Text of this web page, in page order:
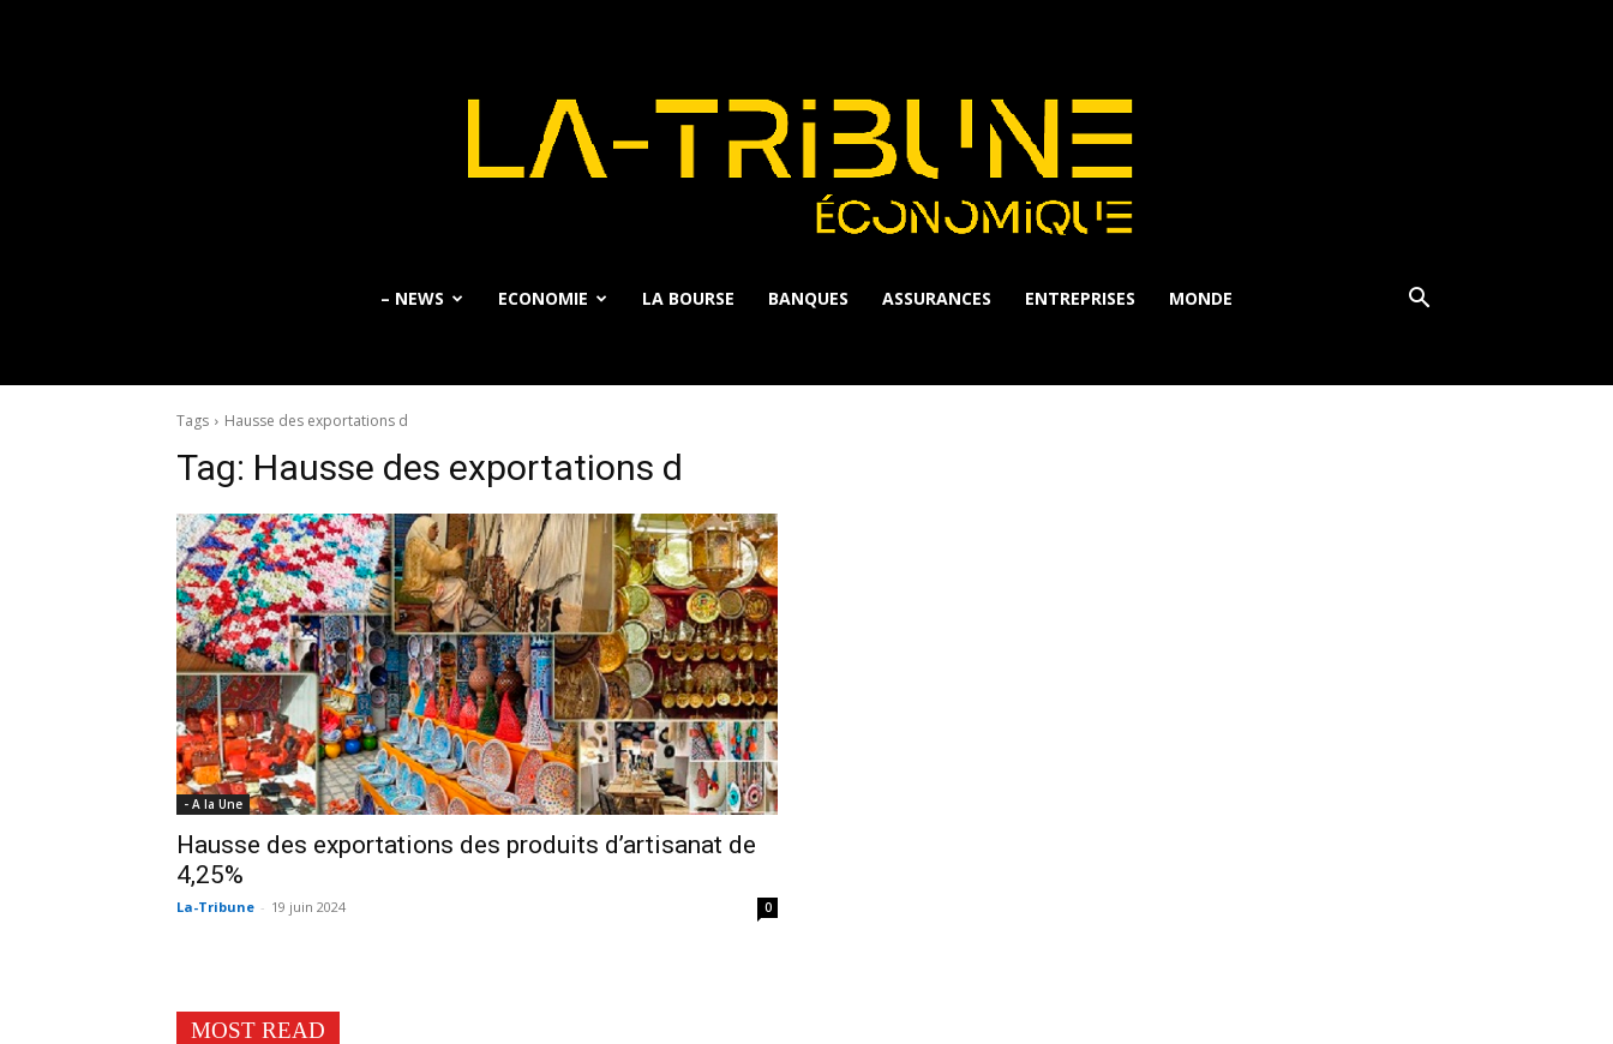
– NEWS ECONOMIE LA BOURSE BANQUES ASSURANCES ENTREPRISES MONDE
Tags Hausse des exportations d
Tag: Hausse des exportations d
- A la Une
Hausse des exportations des produits d’artisanat de
4,25%
La-Tribune - 19 juin 2024 0
MOST READ